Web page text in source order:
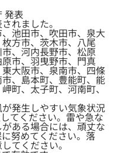
発表
れました。
池田市、吹田市、泉大
方市、茨木市、八尾
、河内長野市、松原
市、羽曳野市、門真
大阪市、泉南市、四條
、島本町、豊能町、能
町、太子町、河南町、
発生しやすい気象状況
てください。雷や急な
ある場合には、頑丈な
努めてください。落
てください。